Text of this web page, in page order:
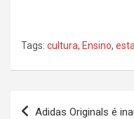
Tags: cultura, Ensino,
Adidas Originals é